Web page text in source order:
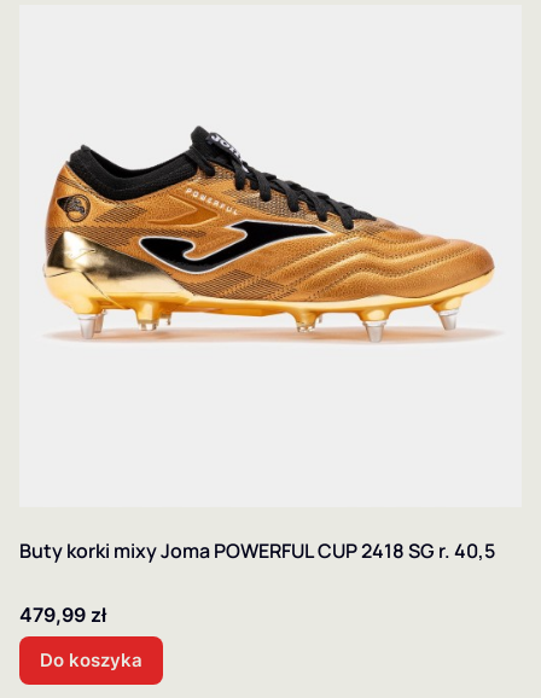
Buty korki mixy Joma POWERFUL CUP 2418 SG r. 40,5
Cena
479,99 zł
Do koszyka